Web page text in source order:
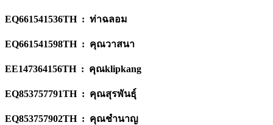
EQ661541536TH : ท่าฉลอม
EQ661541598TH : คุณวาสนา
EE147364156TH : คุณklipkang
EQ853757791TH : คุณสุรพันธุ์
EQ853757902TH : คุณชำนาญ